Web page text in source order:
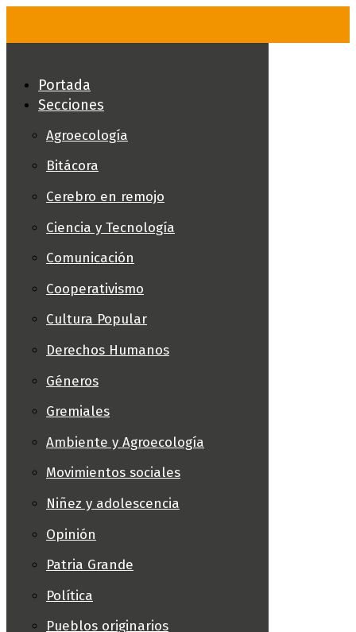
Portada
Secciones
Agroecología
Bitácora
Cerebro en remojo
Ciencia y Tecnología
Comunicación
Cooperativismo
Cultura Popular
Derechos Humanos
Géneros
Gremiales
Ambiente y Agroecología
Movimientos sociales
Niñez y adolescencia
Opinión
Patria Grande
Política
Pueblos originarios